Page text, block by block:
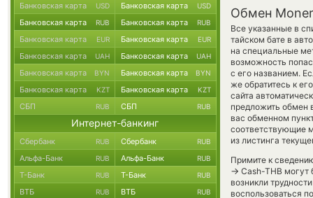
Обмен
Все указанные в
тайском бате в
на специальные
возможность
с его названием.
же обратитесь к
сайта
предложить обмен
вас обменном
соответствующие
из листинга
Примите к
→ Cash-THB могут
возникли
воспользоваться
Банковская карта USD Банковская карта USD
Банковская карта RUB Банковская карта RUB
Банковская карта EUR Банковская карта EUR
Банковская карта UAH Банковская карта UAH
Банковская карта BYN Банковская карта BYN
Банковская карта KZT Банковская карта KZT
СБП RUB СБП RUB
Интернет-банкинг
Сбербанк RUB Сбербанк RUB
Альфа-Банк RUB Альфа-Банк RUB
Т-Банк RUB Т-Банк RUB
ВТБ RUB ВТБ RUB